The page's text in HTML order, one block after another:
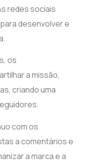
redes sociais
desenvolver e
os
a missão,
criando uma
com os
a comentários e
a marca e a